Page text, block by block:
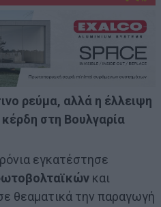
ρεύμα, αλλά η έλλειψη
στη Βουλγαρία
εγκατέστησε
και
θεαματικά την παραγωγή